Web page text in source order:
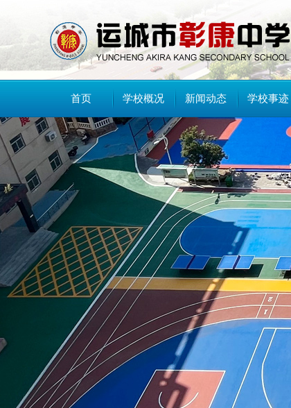
首页 学校概况 新闻动态 学校事迹